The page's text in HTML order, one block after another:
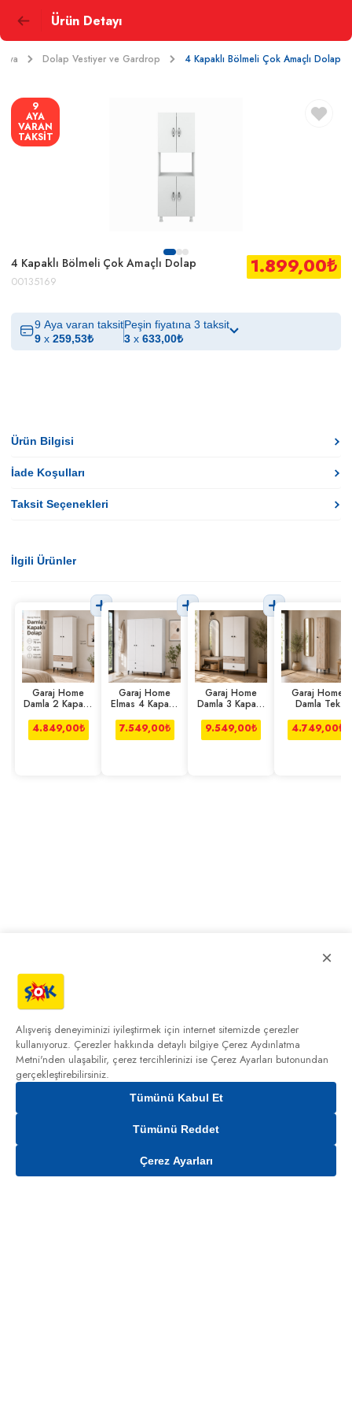
Ürün Detayı
Dolap Vestiyer ve Gardrop 4 Kapaklı Bölmeli Çok Amaçlı Dolap
9
AYA
VARAN
TAKSİT
4 Kapaklı Bölmeli Çok Amaçlı Dolap
00135169
1.899,00₺
Gelince Haber Ver
9 Aya varan taksit
9 x 259,53₺
Peşin fiyatına 3 taksit
3 x 633,00₺
Ürün Bilgisi
İade Koşulları
Taksit Seçenekleri
İlgili Ürünler
Garaj Home
Damla 2 Kapaklı
Dolap
4.849,00₺
Garaj Home
Elmas 4 Kapaklı
Dolap
7.549,00₺
Garaj Home
Damla 3 Kapaklı
Dolap
9.549,00₺
Garaj Home
Damla Tek
4.749,00₺
×
Alışveriş deneyiminizi iyileştirmek için internet sitemizde çerezler
kullanıyoruz. Çerezler hakkında detaylı bilgiye Çerez Aydınlatma
Metni'nden ulaşabilir, çerez tercihlerinizi ise Çerez Ayarları butonundan
gerçekleştirebilirsiniz.
Tümünü Kabul Et
Tümünü Reddet
Çerez Ayarları